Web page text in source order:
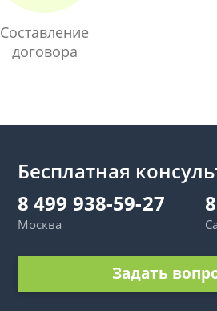
Составление
договора
Бесплатная
8 499 938-59-27
Москва
Задать